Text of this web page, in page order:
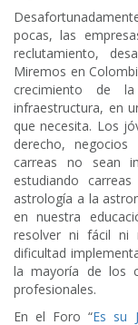
pocas, las
reclutamiento,
Miremos en
crecimiento de
infraestructura, en
que necesita. Los
derecho,
carreas no sean
estudiando
astrología a la
en nuestra
resolver ni fácil ni
dificultad
la mayoría de los
profesionales.
En el Foro “Es su